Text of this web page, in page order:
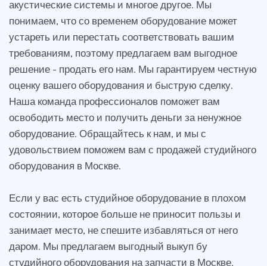
акустические системы и многое другое. Мы
понимаем, что со временем оборудование может
устареть или перестать соответствовать вашим
требованиям, поэтому предлагаем вам выгодное
решение - продать его нам. Мы гарантируем честную
оценку вашего оборудования и быструю сделку.
Наша команда профессионалов поможет вам
освободить место и получить деньги за ненужное
оборудование. Обращайтесь к нам, и мы с
удовольствием поможем вам с продажей студийного
оборудования в Москве.
Если у вас есть студийное оборудование в плохом
состоянии, которое больше не приносит пользы и
занимает место, не спешите избавляться от него
даром. Мы предлагаем выгодный выкуп бу
студийного оборудования на запчасти в Москве.